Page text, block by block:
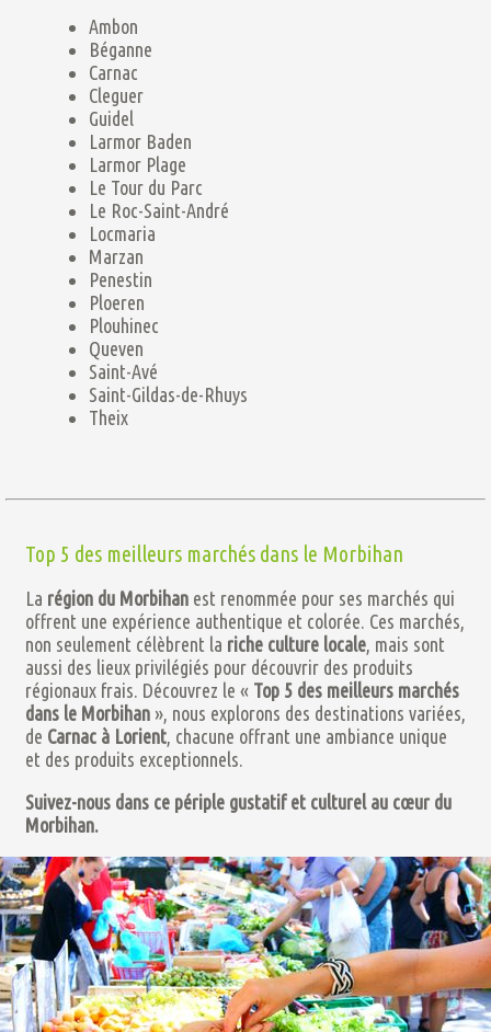
Ambon
Béganne
Carnac
Cleguer
Guidel
Larmor Baden
Larmor Plage
Le Tour du Parc
Le Roc-Saint-André
Locmaria
Marzan
Penestin
Ploeren
Plouhinec
Queven
Saint-Avé
Saint-Gildas-de-Rhuys
Theix
Top 5 des meilleurs marchés dans le Morbihan
La région du Morbihan est renommée pour ses marchés qui
offrent une expérience authentique et colorée. Ces marchés,
non seulement célèbrent la riche culture locale , mais sont
aussi des lieux privilégiés pour découvrir des produits
régionaux frais. Découvrez le « Top 5 des meilleurs marchés
dans le Morbihan », nous explorons des destinations variées,
de Carnac à Lorient , chacune offrant une ambiance unique
et des produits exceptionnels.
Suivez-nous dans ce périple gustatif et culturel au cœur du
Morbihan.